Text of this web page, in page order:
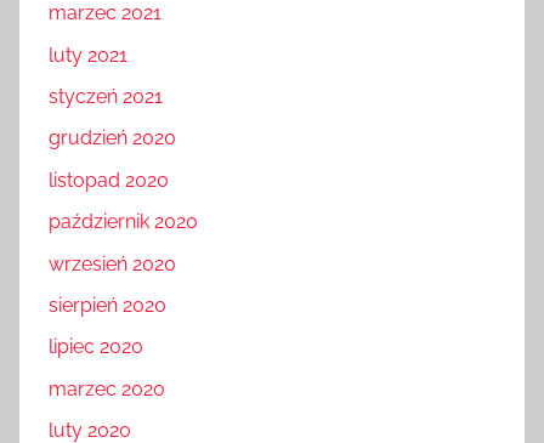
marzec 2021
luty 2021
styczeń 2021
grudzień 2020
listopad 2020
październik 2020
wrzesień 2020
sierpień 2020
lipiec 2020
marzec 2020
luty 2020